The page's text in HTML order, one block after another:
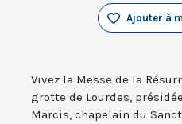
Ajouter à
Vivez la Messe de la
grotte de Lourdes,
Marcis, chapelain du